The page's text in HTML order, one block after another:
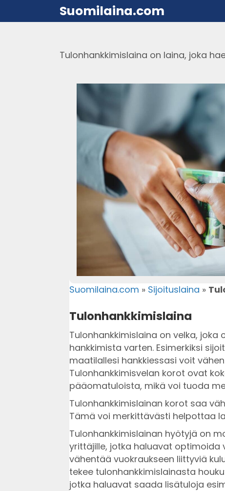
Suomilaina.com
Tulonhankkimislaina on laina, joka
Suomilaina.com » Sijoituslaina »
Tulonhankkimislaina
Tulonhankkimislaina on velka,
hankkimista varten. Esimerkiksi
maatilallesi hankkiessasi voit
Tulonhankkimisvelan korot ovat
pääomatuloista, mikä voi tuoda
Tulonhankkimislainan korot saa
Tämä voi merkittävästi helpottaa
Tulonhankkimislainan hyötyjä on
yrittäjille, jotka haluavat optimoida
vähentää vuokraukseen liittyviä
tekee tulonhankkimislainasta
jotka haluavat saada lisätuloja